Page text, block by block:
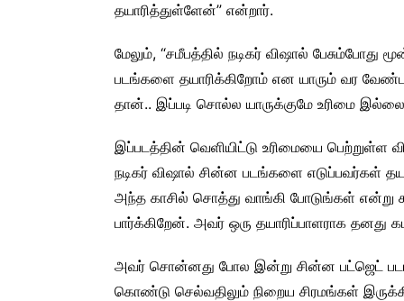
தயாரித்துள்ளேன்” என்றார்.
மேலும், “சமீபத்தில் நடிகர் விஷால்
படங்களை தயாரிக்கிறோம் என யாரும் வர
தான்.. இப்படி சொல்ல யாருக்குமே உரிமை
இப்படத்தின் வெளியிட்டு உரிமையை பெற்றுள்ள
நடிகர் விஷால் சின்ன படங்களை எடுப்பவர்கள்
அந்த காசில் சொத்து வாங்கி போடுங்கள்
பார்க்கிறேன். அவர் ஒரு தயாரிப்பாளராக தனது
அவர் சொன்னது போல இன்று சின்ன பட்ஜெட்
கொண்டு செல்வதிலும் நிறைய சிரமங்கள்